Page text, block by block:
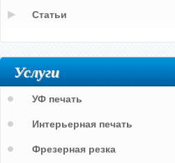
Статьи
Услуги
УФ печать
Интерьерная печать
Фрезерная резка